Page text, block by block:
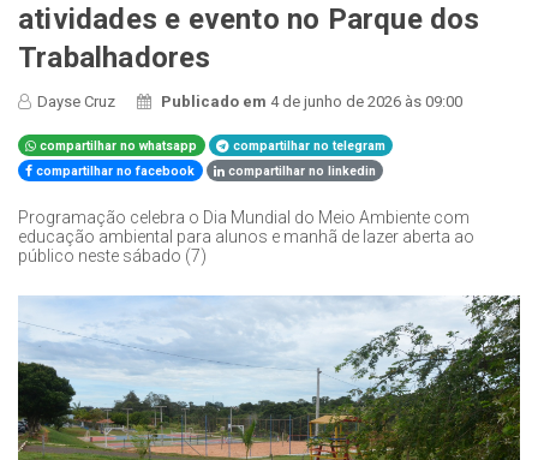
atividades e evento no Parque dos
Trabalhadores
Dayse Cruz Publicado em 4 de junho de 2026 às 09:00
compartilhar no whatsapp
compartilhar no telegram
compartilhar no facebook
compartilhar no linkedin
Programação celebra o Dia Mundial do Meio Ambiente com
educação ambiental para alunos e manhã de lazer aberta ao
público neste sábado (7)